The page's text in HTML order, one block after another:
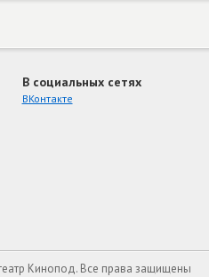
В социальных сетях
ВКонтакте
Кинопод. Все права защищены